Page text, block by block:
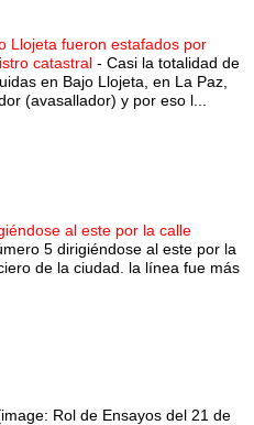
Llojeta fueron estafados por
catastral - Casi la totalidad de
en Bajo Llojeta, en La Paz,
(avasallador) y por eso l...
al este por la calle
5 dirigiéndose al este por la
de la ciudad. la línea fue más
Rol de Ensayos del 21 de